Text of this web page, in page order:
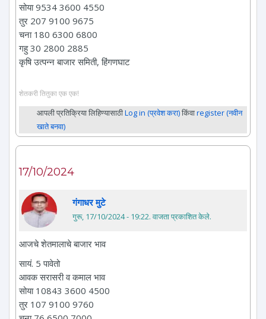
सोया 9534 3600 4550
तुर 207 9100 9675
चना 180 6300 6800
गहु 30 2800 2885
कृषि उत्पन्न बाजार समिती, हिंगणघाट
शेतकरी तितुका एक एक!
आपली प्रतिक्रिया लिहिण्यासाठीLog in (प्रवेश करा)किंवाregister (नवीन
खाते बनवा)
17/10/2024
गंगाधर मुटे
गुरू, 17/10/2024 - 19:22. वाजता प्रकाशित केले.
आजचे शेतमालाचे बाजार भाव
सायं. 5 पावेतो
आवक सरासरी व कमाल भाव
सोया 10843 3600 4500
तुर 107 9100 9760